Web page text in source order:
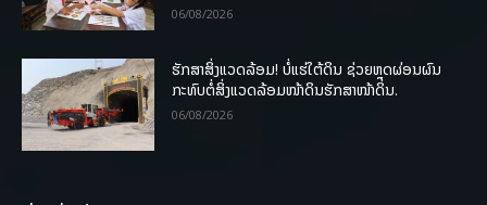
06/08/2026
ຮັກສາສິ່ງແວດລ້ອມ! ບໍ່ແຮ່ໃຕ້ດິນ ຊ່ວຍຫຼຸດຜ່ອນຜົນ
ກະທົບຕໍ່ສິ່ງແວດລ້ອມໜ້າດິນຮັກສາໜ້າດິນ.
06/08/2026